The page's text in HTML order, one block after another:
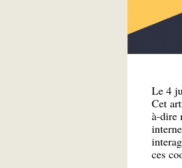
Le 4
Cet
à-dire
ces